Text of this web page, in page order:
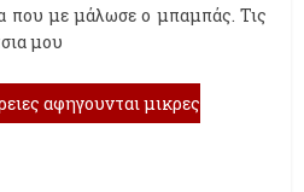
που με μάλωσε ο μπαμπάς. Τις
μου
αφηγουνται μικρες